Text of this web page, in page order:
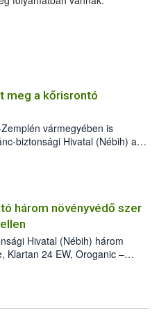
meg a kőrisrontó
vármegyében is
biztonsági Hivatal (Nébih) a
planipennis) jelenlétét. A
találták meg, de már fertőzött
intézkedéseket a szlovák
megállítása érdekében.
három növényvédő szer
Hivatal (Nébih) három
Klartan 24 EW, Oroganic –
azok a szüretet követően,
91) stádiumáig
a károsító elleni további